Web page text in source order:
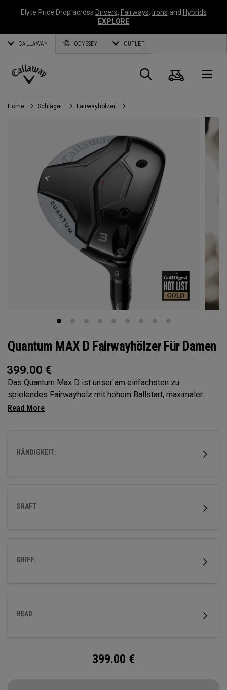
Elyte Price Drop across Drivers, Fairways, Irons and Hybrids
EXPLORE
CALLAWAY ODYSSEY OUTLET
Callaway
Golf
Suche
Home Schläger Fairwayhölzer
Quantum MAX D Fairwayhölzer Für Damen
399.00 €
Das Quantum Max D ist unser am einfachsten zu
spielendes Fairwayholz mit hohem Ballstart, maximaler
Fehlertoleranz und einer leichten Draw-Tendenz. Die
Form.
HÄNDIGKEIT:
SHAFT
GRIFF:
HEAD
399.00 €